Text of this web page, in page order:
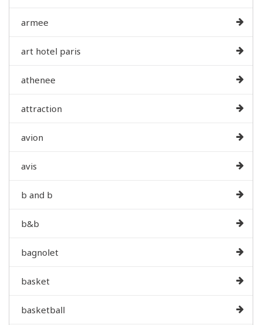
armee
art hotel paris
athenee
attraction
avion
avis
b and b
b&b
bagnolet
basket
basketball